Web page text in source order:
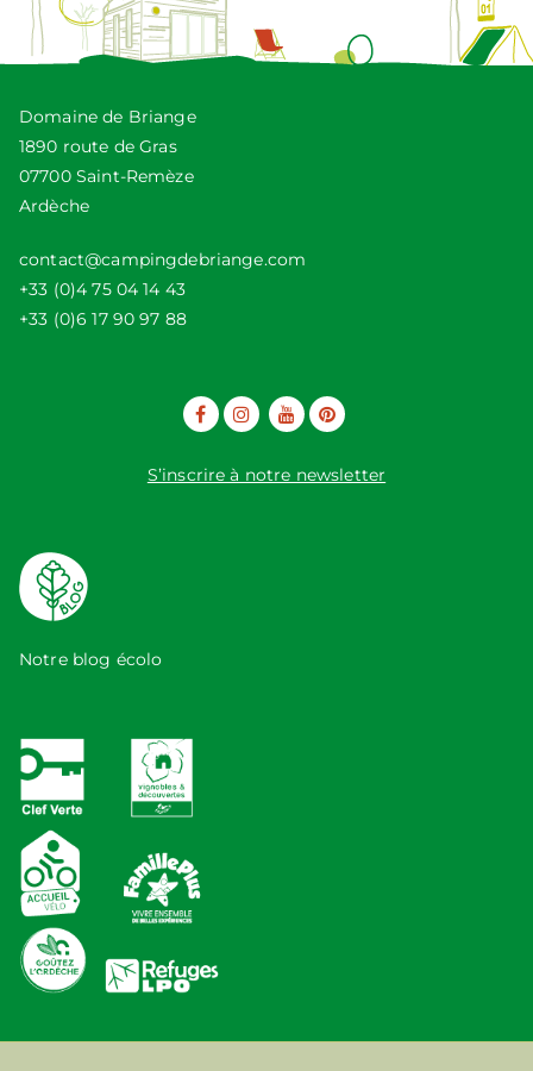
Domaine de Briange
1890 route de Gras
07700 Saint-Remèze
Ardèche
contact@campingdebriange.com
+33 (0)4 75 04 14 43
+33 (0)6 17 90 97 88
S’inscrire à notre newsletter
Notre blog écolo